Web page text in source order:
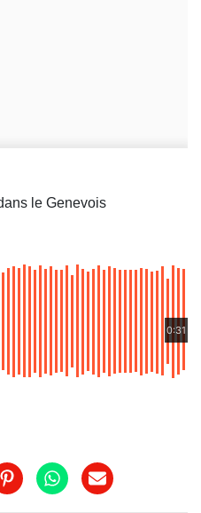
le Genevois
0:31